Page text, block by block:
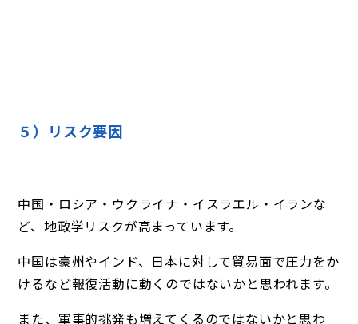
５）リスク要因
中国・ロシア・ウクライナ・イスラエル・イランな
ど、地政学リスクが高まっています。
中国は豪州やインド、日本に対して貿易面で圧力をか
けるなど報復活動に動くのではないかと思われます。
また、軍事的挑発も増えてくるのではないかと思わ